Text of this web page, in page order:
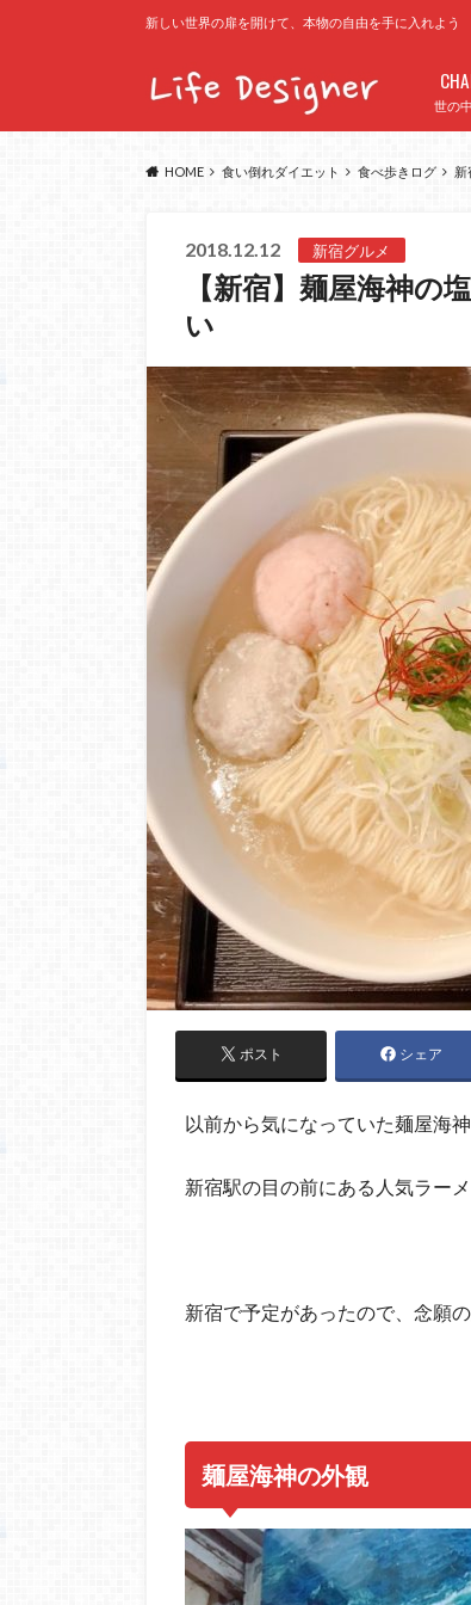
新しい世界の扉を開けて、本物の自由を手に入れよう
世の
HOME 食い倒れダイエット 食べ歩きログ 新
2018.12.12 新宿グルメ
【新宿】麺屋海神の
い
ポスト シェア
以前から気になっていた麺屋海神
新宿駅の目の前にある人気ラーメ
麺屋海神の外観